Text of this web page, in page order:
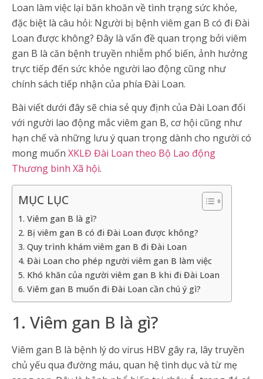
Loan làm việc lại băn khoăn về tình trạng sức khỏe,
đặc biệt là câu hỏi: Người bị bệnh viêm gan B có đi Đài
Loan được không? Đây là vấn đề quan trọng bởi viêm
gan B là căn bệnh truyền nhiễm phổ biến, ảnh hưởng
trực tiếp đến sức khỏe người lao động cũng như
chính sách tiếp nhận của phía Đài Loan.
Bài viết dưới đây sẽ chia sẻ quy định của Đài Loan đối
với người lao động mắc viêm gan B, cơ hội cũng như
hạn chế và những lưu ý quan trọng dành cho người có
mong muốn XKLĐ Đài Loan theo Bộ Lao động
Thương binh Xã hội.
MỤC LỤC
1. Viêm gan B là gì?
2. Bị viêm gan B có đi Đài Loan được không?
3. Quy trình khám viêm gan B đi Đài Loan
4. Đài Loan cho phép người viêm gan B làm việc
5. Khó khăn của người viêm gan B khi đi Đài Loan
6. Viêm gan B muốn đi Đài Loan cần chú ý gì?
1. Viêm gan B là gì?
Viêm gan B là bệnh lý do virus HBV gây ra, lây truyền
chủ yếu qua đường máu, quan hệ tình dục và từ mẹ